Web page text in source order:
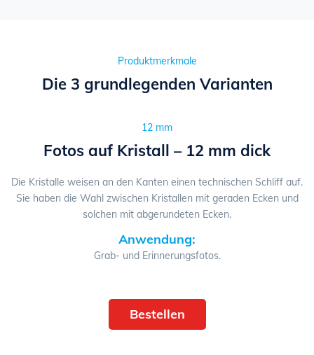
Produktmerkmale
Die 3 grundlegenden Varianten
12 mm
Fotos auf Kristall – 12 mm dick
Die Kristalle weisen an den Kanten einen technischen Schliff auf.
Sie haben die Wahl zwischen Kristallen mit geraden Ecken und
solchen mit abgerundeten Ecken.
Anwendung:
Grab- und Erinnerungsfotos.
Bestellen